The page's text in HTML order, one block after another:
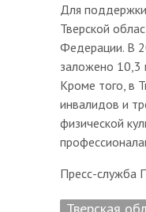
Для
Тверской
Федерации. В
заложено 10,3
Кроме того, в
инвалидов и
физической
Пресс-служба
Тверская